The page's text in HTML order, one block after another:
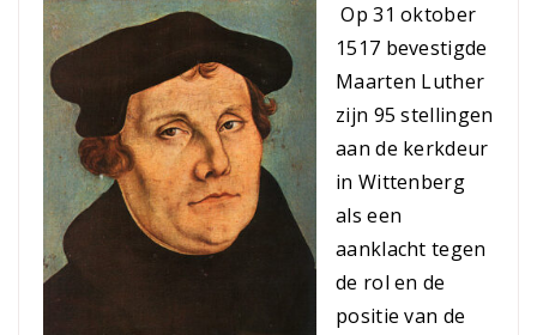
Op 31 oktober
1517 bevestigde
Maarten Luther
zijn 95 stellingen
aan de kerkdeur
in Wittenberg
als een
aanklacht tegen
de rol en de
positie van de